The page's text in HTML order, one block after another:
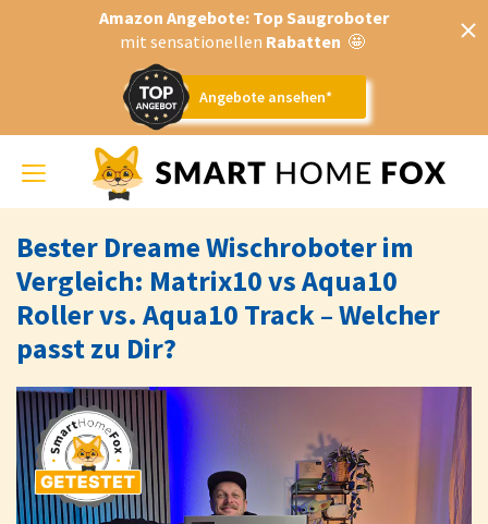
Amazon Angebote: Top Saugroboter
mit sensationellen Rabatten 🤩
Angebote ansehen*
Toggle
navigation
Bester Dreame Wischroboter im
Vergleich: Matrix10 vs Aqua10
Roller vs. Aqua10 Track – Welcher
passt zu Dir?